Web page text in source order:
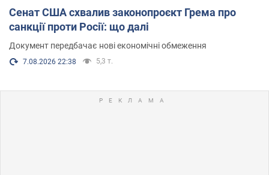
Сенат США схвалив законопроєкт Грема про
санкції проти Росії: що далі
Документ передбачає нові економічні обмеження
7.08.2026 22:38 5,3 т.